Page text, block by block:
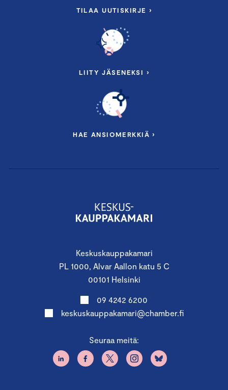
Keskuskauppakamari
PL 1000, Alvar Aallon katu 5 C
00101 Helsinki
09 4242 6200
keskuskauppakamari@chamber.fi
Seuraa meitä:
TILAA UUTISKIRJE ›
LIITY JÄSENEKSI ›
HAE ANSIOMERKKIÄ ›